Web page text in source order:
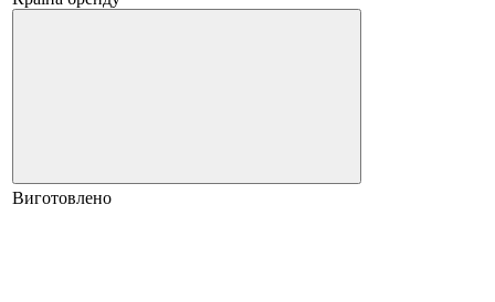
Виготовлено